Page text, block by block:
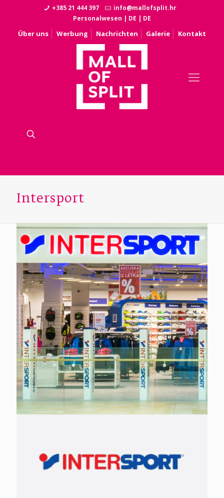
+385 21 444 397
info@mallofsplit.hr
Personalwesen | DE | DE
Über uns Werbung Nachrichten Galerie Kontakt
Intersport